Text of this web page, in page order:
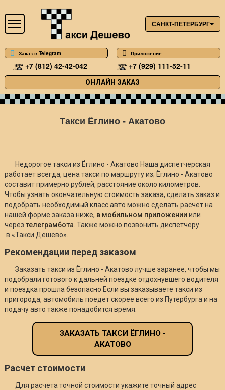
САНКТ-ПЕТЕРБУРГ
Заказ в Telegram Приложение
+7 (812) 42-42-042 +7 (929) 111-52-11
ОНЛАЙН ЗАКАЗ
Такси Ёглино - Акатово
Недорогое такси из Ёглино - Акатово Наша диспетчерская
работает всегда, цена такси по маршруту из; Ёглино - Акатово
составит примерно рублей, расстояние около километров.
Чтобы узнать окончательную стоимость заказа, сделать заказ и
подобрать необходимый класс авто можно сделать расчет на
нашей форме заказа ниже, в мобильном приложении или
через телеграмбота . Также можно позвонить диспетчеру.
в «Такси Дешево».
Рекомендации перед заказом
Заказать такси из Ёглино - Акатово лучше заранее, чтобы мы
подобрали готового к дальней поездке отдохнувшего водителя
и поездка прошла безопасно Если вы заказываете такси из
пригорода, автомобиль поедет скорее всего из Путербурга и на
подачу авто также понадобится время.
ЗАКАЗАТЬ ТАКСИ ЁГЛИНО -
АКАТОВО
Расчет стоимости
Для расчета точной стоимости укажите точный адрес